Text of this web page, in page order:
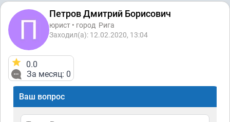
Петров Дмитрий Борисович
юрист • город Рига
Заходил(а): 12.02.2020, 13:04
0.0
За месяц: 0
Ваш вопрос